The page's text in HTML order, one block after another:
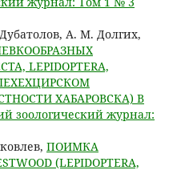
А. М. Долгих,
LEPIDOPTERA,
ХАБАРОВСКА) В
зоологический журнал:
ПОИМКА
(LEPIDOPTERA,